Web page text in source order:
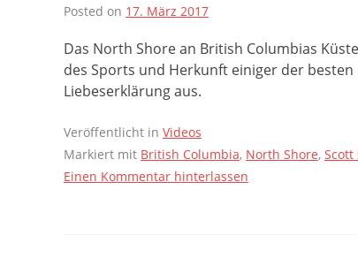
Posted on 17. März 2017
Das North Shore an British Columbias
des Sports und Herkunft einiger der
Liebeserklärung aus.
Veröffentlicht in Videos
Markiert mit British Columbia, North Shore, Scott
Einen Kommentar hinterlassen